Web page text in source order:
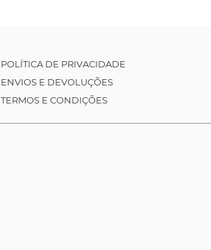
POLÍTICA DE PRIVACIDADE
ENVIOS E DEVOLUÇÕES
TERMOS E CONDIÇÕES